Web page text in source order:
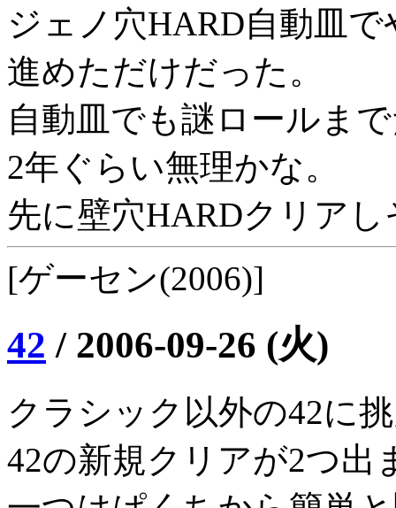
ジェノ穴HARD自動皿
進めただけだった。
自動皿でも謎ロールま
2年ぐらい無理かな。
先に壁穴HARDクリアし
[ゲーセン(2006)]
42 / 2006-09-26 (火)
クラシック以外の42に
42の新規クリアが2つ出